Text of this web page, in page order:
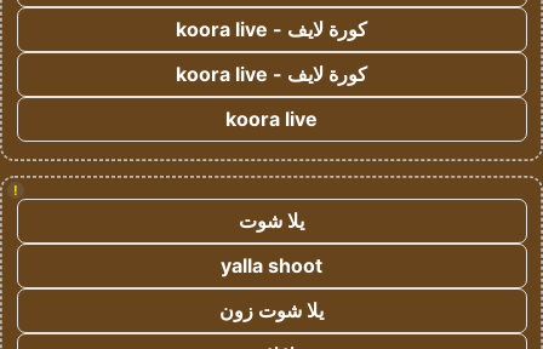
كورة لايف - koora live
كورة لايف - koora live
koora live
!
يلا شوت
yalla shoot
يلا شوت زون